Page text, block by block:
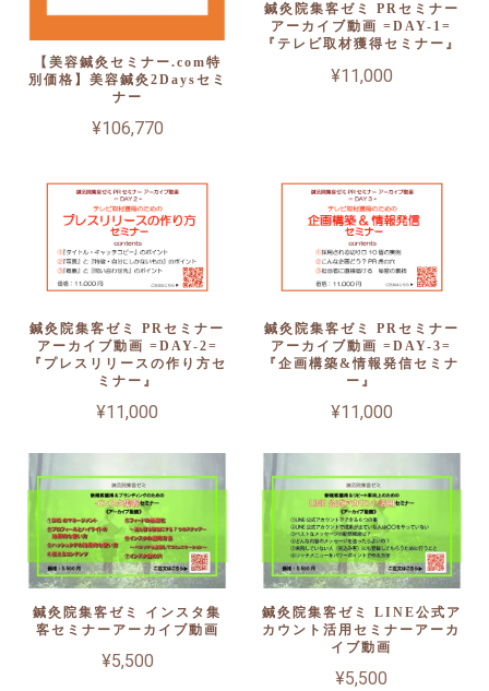
【美容鍼灸セミナー.com特
別価格】美容鍼灸2Daysセミ
ナー
¥106,770
鍼灸院集客ゼミ PRセミナー
アーカイブ動画 =DAY-1=
『テレビ取材獲得セミナー』
¥11,000
鍼灸院集客ゼミ PRセミナー
アーカイブ動画 =DAY-2=
『プレスリリースの作り方セ
ミナー』
¥11,000
鍼灸院集客ゼミ PRセミナー
アーカイブ動画 =DAY-3=
『企画構築&情報発信セミナ
ー』
¥11,000
鍼灸院集客ゼミ インスタ集
客セミナーアーカイブ動画
¥5,500
鍼灸院集客ゼミ LINE公式ア
カウント活用セミナーアーカ
イブ動画
¥5,500